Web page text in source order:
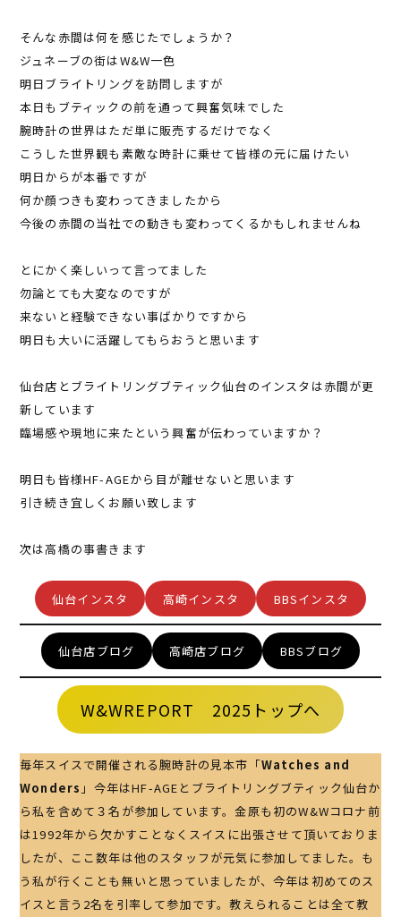
そんな赤間は何を感じたでしょうか？
ジュネーブの街はW&W一色
明日ブライトリングを訪問しますが
本日もブティックの前を通って興奮気味でした
腕時計の世界はただ単に販売するだけでなく
こうした世界観も素敵な時計に乗せて皆様の元に届けたい
明日からが本番ですが
何か顔つきも変わってきましたから
今後の赤間の当社での動きも変わってくるかもしれませんね
とにかく楽しいって言ってました
勿論とても大変なのですが
来ないと経験できない事ばかりですから
明日も大いに活躍してもらおうと思います
仙台店とブライトリングブティック仙台のインスタは赤間が更
新しています
臨場感や現地に来たという興奮が伝わっていますか？
明日も皆様HF-AGEから目が離せないと思います
引き続き宜しくお願い致します
次は高橋の事書きます
仙台インスタ 高崎インスタ BBSインスタ
仙台店ブログ 高崎店ブログ BBSブログ
W&WREPORT 2025トップへ
毎年スイスで開催される腕時計の見本市「Watches and
Wonders 」今年はHF-AGEとブライトリングブティック仙台か
ら私を含めて３名が参加しています。金原も初のW&Wコロナ前
は1992年から欠かすことなくスイスに出張させて頂いておりま
したが、ここ数年は他のスタッフが元気に参加してました。も
う私が行くことも無いと思っていましたが、今年は初めてのス
イスと言う2名を引率して参加です。教えられることは全て教